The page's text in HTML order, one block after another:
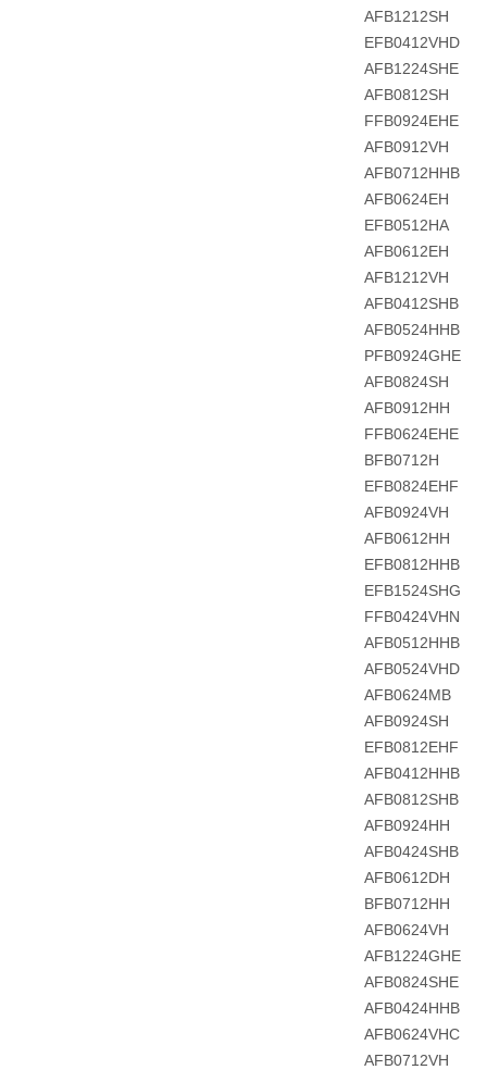
AFB1212SH
EFB0412VHD
AFB1224SHE
AFB0812SH
FFB0924EHE
AFB0912VH
AFB0712HHB
AFB0624EH
EFB0512HA
AFB0612EH
AFB1212VH
AFB0412SHB
AFB0524HHB
PFB0924GHE
AFB0824SH
AFB0912HH
FFB0624EHE
BFB0712H
EFB0824EHF
AFB0924VH
AFB0612HH
EFB0812HHB
EFB1524SHG
FFB0424VHN
AFB0512HHB
AFB0524VHD
AFB0624MB
AFB0924SH
EFB0812EHF
AFB0412HHB
AFB0812SHB
AFB0924HH
AFB0424SHB
AFB0612DH
BFB0712HH
AFB0624VH
AFB1224GHE
AFB0824SHE
AFB0424HHB
AFB0624VHC
AFB0712VH